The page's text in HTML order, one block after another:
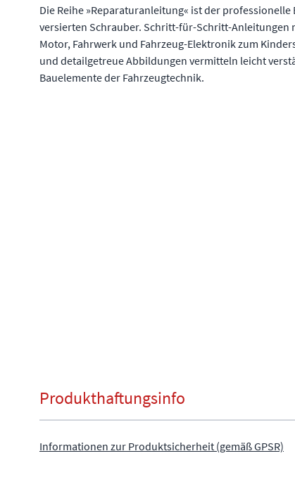
Die Reihe »Reparaturanleitung« ist der
versierten Schrauber. Schritt-für-Schritt-Anleitungen
Motor, Fahrwerk und Fahrzeug-Elektronik zum
und detailgetreue Abbildungen vermitteln leicht
Bauelemente der Fahrzeugtechnik.
Produkthaftungsinfo
Informationen zur Produktsicherheit (gemäß GPSR)